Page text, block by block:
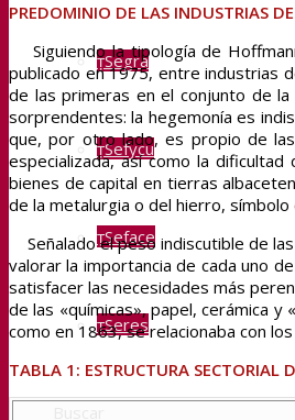
Segra
Sefycu
Seface
Seres
PREDOMINIO DE LAS INDUSTRIAS
Siguiendo la tipología de
publicado en 1975, entre industrias
de las primeras en el conjunto de
sorprendentes: la hegemonía es
que, por otro lado, es propio de
especializada, así como la
bienes de capital en tierras
de la metalurgia o del hierro,
Señalado el peso indiscutible de
valorar la importancia de cada uno
satisfacer las necesidades más
de las «químicas», papel, cerámica
como en 1863, se relacionaba con
TABLA 1: ESTRUCTURA SECTORIAL